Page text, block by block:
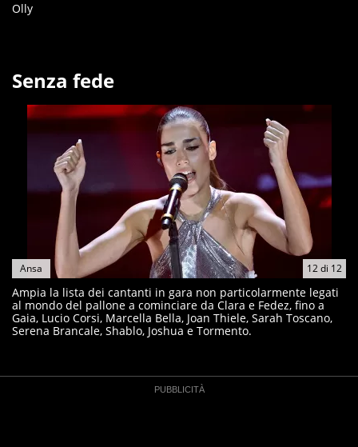
Olly
Senza fede
12di 12
Ansa
Ampia la lista dei cantanti in gara non particolarmente legati
al mondo del pallone a cominciare da Clara e Fedez, fino a
Gaia, Lucio Corsi, Marcella Bella, Joan Thiele, Sarah Toscano,
Serena Brancale, Shablo, Joshua e Tormento.